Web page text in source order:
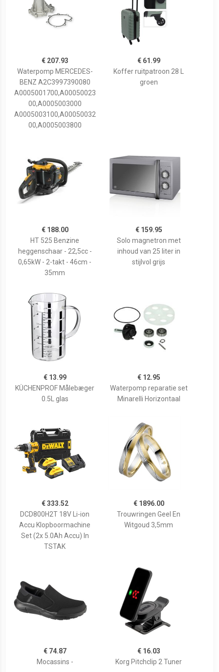
€ 207.93
Waterpomp MERCEDES-
BENZ A2C3997390080
A0005001700,A00050023
00,A0005003000
A0005003100,A00050032
00,A0005003800
€ 61.99
Koffer ruitpatroon 28 L
groen
€ 188.00
HT 525 Benzine
heggenschaar - 22,5cc -
0,65kW - 2-takt - 46cm -
35mm
€ 159.95
Solo magnetron met
inhoud van 25 liter in
stijlvol grijs
€ 13.99
KÜCHENPROF Målebæger
0.5L glas
€ 12.95
Waterpomp reparatie set
Minarelli Horizontaal
€ 333.52
DCD800H2T 18V Li-ion
Accu Klopboormachine
Set (2x 5.0Ah Accu) In
TSTAK
€ 1896.00
Trouwringen Geel En
Witgoud 3,5mm
€ 74.87
Mocassins -
€ 16.03
Korg Pitchclip 2 Tuner